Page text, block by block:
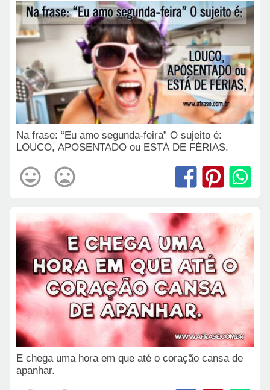
Na frase: “Eu amo segunda-feira” O sujeito é:
LOUCO, APOSENTADO ou ESTÁ DE FÉRIAS.
E chega uma hora em que até o coração cansa de
apanhar.